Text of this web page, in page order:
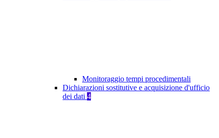
Monitoraggio tempi procedimentali
Dichiarazioni sostitutive e acquisizione d'ufficio
dei dati 4